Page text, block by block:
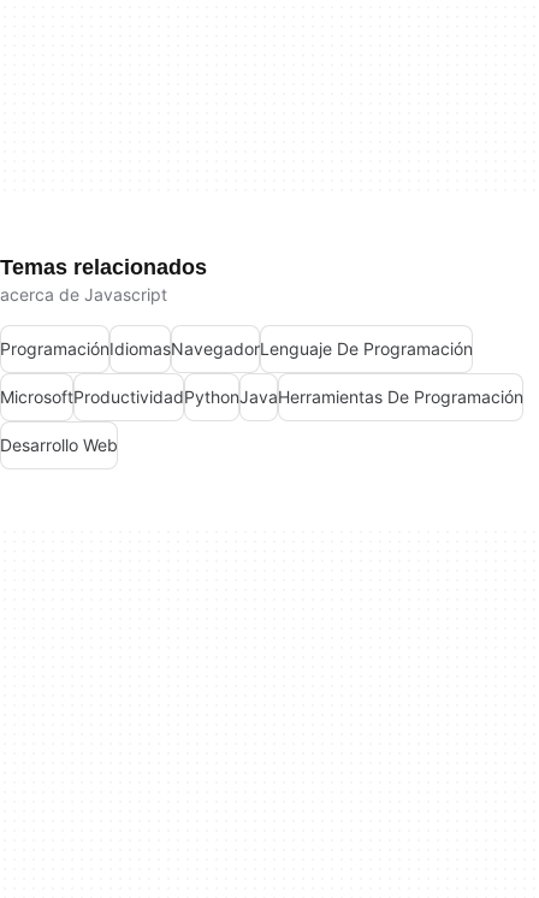
Temas relacionados
acerca de Javascript
ProgramaciónIdiomasNavegadorLenguaje De Programación
MicrosoftProductividadPythonJavaHerramientas De Programación
Desarrollo Web